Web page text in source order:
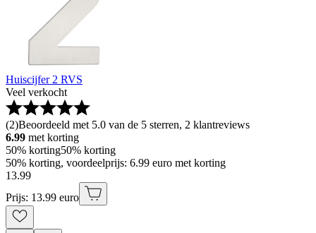
Huiscijfer 2 RVS
Veel verkocht
(2)Beoordeeld met 5.0 van de 5 sterren, 2 klantreviews
6.99 met korting
50% korting50% korting
50% korting, voordeelprijs: 6.99 euro met korting
13.99
Prijs: 13.99 euro